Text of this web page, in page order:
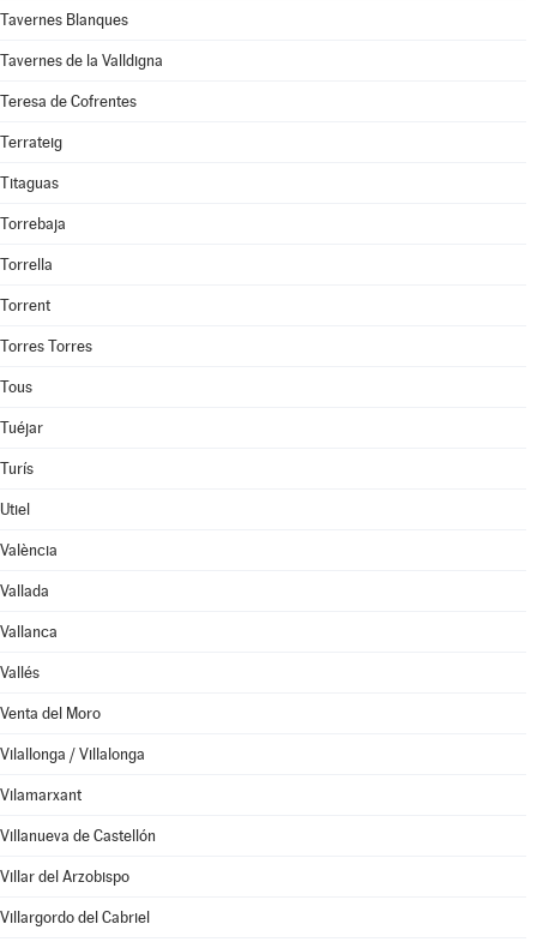
Tavernes Blanques
Tavernes de la Valldigna
Teresa de Cofrentes
Terrateig
Titaguas
Torrebaja
Torrella
Torrent
Torres Torres
Tous
Tuéjar
Turís
Utiel
València
Vallada
Vallanca
Vallés
Venta del Moro
Vilallonga / Villalonga
Vilamarxant
Villanueva de Castellón
Villar del Arzobispo
Villargordo del Cabriel